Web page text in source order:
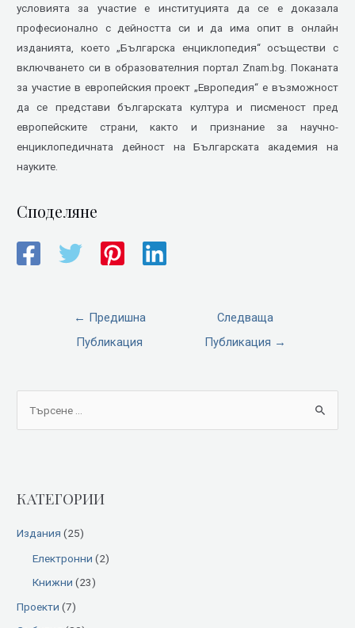
условията за участие е институцията да се е доказала
професионално с дейността си и да има опит в онлайн
изданията, което „Българска енциклопедия“ осъществи с
включването си в образователния портал Znam.bg. Поканата
за участие в европейския проект „Европедия“ е възможност
да се представи българската култура и писменост пред
европейските страни, както и признание за научно-
енциклопедичната дейност на Българската академия на
науките.
Споделяне
← Предишна
Публикация
Следваща
Публикация →
e
c
f
:
КАТЕГОРИИ
Издания (25)
Електронни (2)
Книжни (23)
Проекти (7)